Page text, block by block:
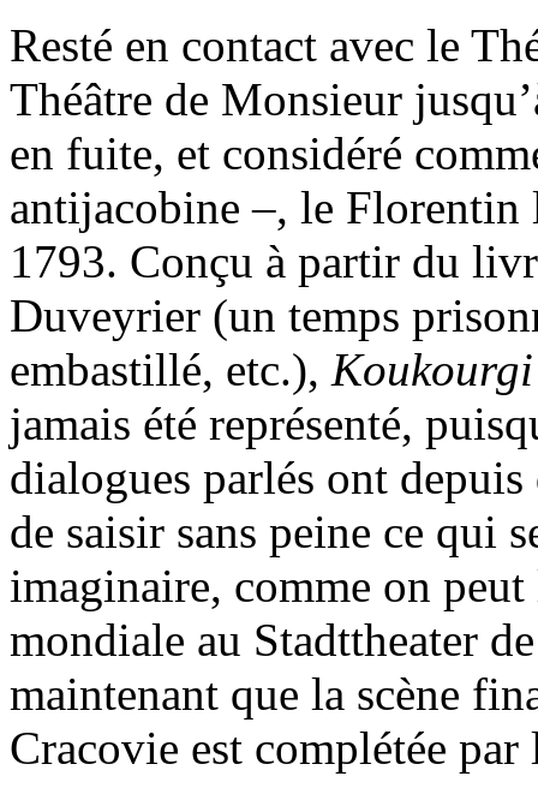
Resté en contact avec le
Théâtre de Monsieur
en fuite, et considéré
antijacobine –, le Florentin
1793. Conçu à partir du
Duveyrier (un temps
embastillé, etc.), Koukourgi
jamais été représenté,
dialogues parlés ont
de saisir sans peine ce qui
imaginaire, comme on
mondiale au Stadttheater
maintenant que la scène
Cracovie est complétée